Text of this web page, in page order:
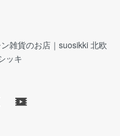
雑貨のお店｜suosikki 北欧
ッキ